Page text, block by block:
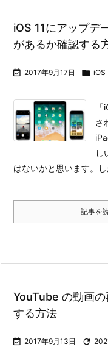
iOS 11にアップデ
があるか確認する
 2017年9月17日  iOS
さ
し
はないかと思います。
記事を
YouTube の動画
する方法
 2017年9月13日 